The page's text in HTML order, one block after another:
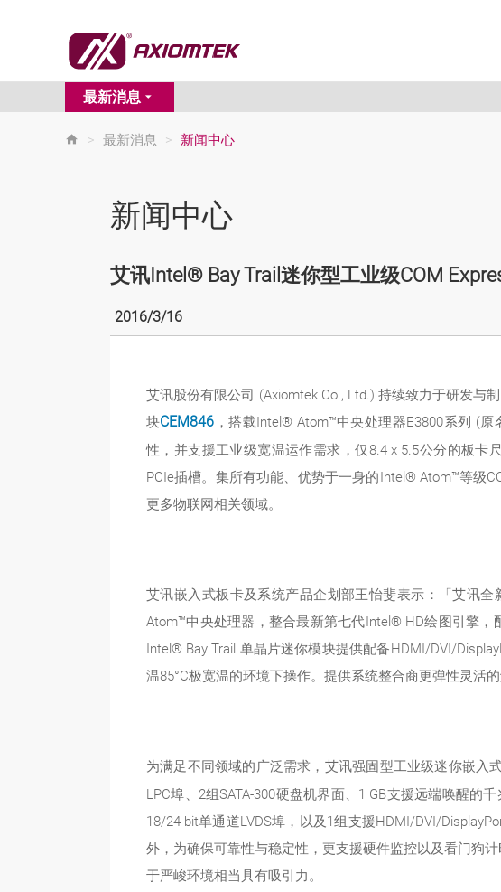
最新消息
> 最新消息 > 新闻中心
新闻中心
艾讯Intel® Bay Trail迷你型工业级COM
2016/3/16
艾讯股份有限公司 (Axiomtek Co., Ltd.) 持续致力于研发与
块CEM846 ，搭载Intel® Atom™中央处理器E3800系列 (
性，并支援工业级宽温运作需求，仅8.4 x 5.5公分的板卡
PCIe插槽。集所有功能、优势于一身的Intel® Atom™等级
更多物联网相关领域。
艾讯嵌入式板卡及系统产品企划部王怡斐表示：「艾讯
Atom™中央处理器，整合最新第七代Intel® HD绘图引擎
Intel® Bay Trail 单晶片迷你模块提供配备HDMI/DVI/
温85°C极宽温的环境下操作。提供系统整合商更弹性灵活
为满足不同领域的广泛需求，艾讯强固型工业级迷你嵌入
LPC埠、2组SATA-300硬盘机界面、1 GB支援远端唤醒的
18/24-bit单通道LVDS埠，以及1组支援HDMI/DVI/
外，为确保可靠性与稳定性，更支援硬件监控以及看门狗
于严峻环境相当具有吸引力。